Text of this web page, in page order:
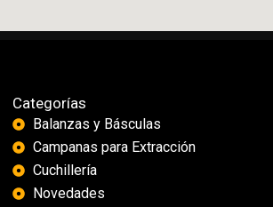
Categorías
Balanzas y Básculas
Campanas para Extracción
Cuchillería
Novedades